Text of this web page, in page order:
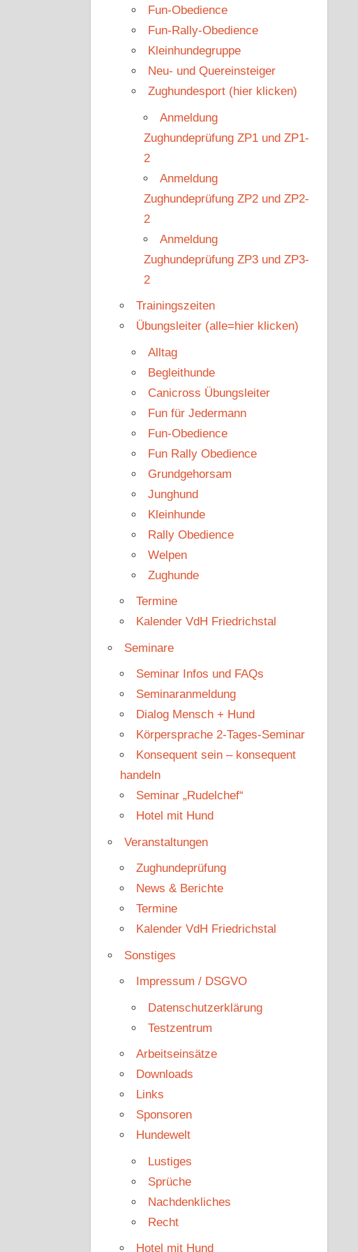
Fun-Obedience
Fun-Rally-Obedience
Kleinhundegruppe
Neu- und Quereinsteiger
Zughundesport (hier klicken)
Anmeldung
Zughundeprüfung ZP1 und ZP1-
2
Anmeldung
Zughundeprüfung ZP2 und ZP2-
2
Anmeldung
Zughundeprüfung ZP3 und ZP3-
2
Trainingszeiten
Übungsleiter (alle=hier klicken)
Alltag
Begleithunde
Canicross Übungsleiter
Fun für Jedermann
Fun-Obedience
Fun Rally Obedience
Grundgehorsam
Junghund
Kleinhunde
Rally Obedience
Welpen
Zughunde
Termine
Kalender VdH Friedrichstal
Seminare
Seminar Infos und FAQs
Seminaranmeldung
Dialog Mensch + Hund
Körpersprache 2-Tages-Seminar
Konsequent sein – konsequent
handeln
Seminar „Rudelchef“
Hotel mit Hund
Veranstaltungen
Zughundeprüfung
News & Berichte
Termine
Kalender VdH Friedrichstal
Sonstiges
Impressum / DSGVO
Datenschutzerklärung
Testzentrum
Arbeitseinsätze
Downloads
Links
Sponsoren
Hundewelt
Lustiges
Sprüche
Nachdenkliches
Recht
Hotel mit Hund